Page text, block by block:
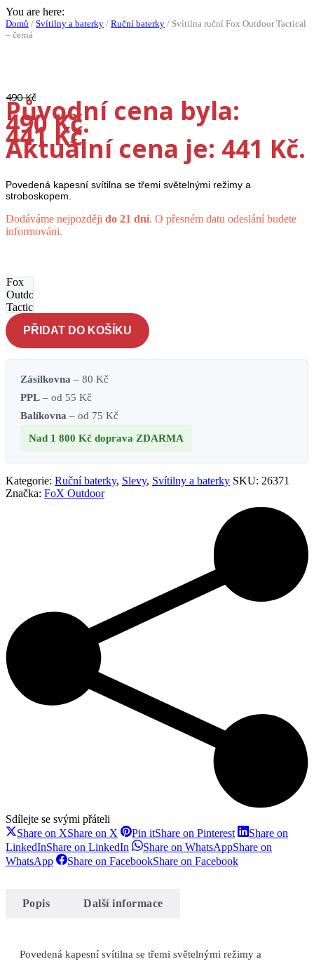
You are here:
Domů / Svítilny a baterky / Ruční baterky / Svítilna ruční Fox Outdoor Tactical
– černá
490Kč
Původní cena byla:
490 Kč.
441Kč
Aktuální cena je: 441 Kč.
Povedená kapesní svítilna se třemi světelnými režimy a
stroboskopem.
Dodáváme nejpozději do 21 dní. O přesném datu odeslání budete
informováni.
Fox
Outdoor
Tactical
- černá
množství
PŘIDAT DO KOŠÍKU
Zásilkovna – 80 Kč
PPL – od 55 Kč
Balíkovna – od 75 Kč
Nad 1 800 Kč doprava ZDARMA
Kategorie: Ruční baterky, Slevy, Svítilny a baterky SKU: 26371
Značka: FoX Outdoor
Sdílejte se svými přáteli
Share on XShare on X Pin itShare on Pinterest
Share on
LinkedInShare on LinkedIn Share on WhatsAppShare on
WhatsApp
Share on FacebookShare on Facebook
Popis Další informace
Povedená kapesní svítilna se třemi světelnými režimy a